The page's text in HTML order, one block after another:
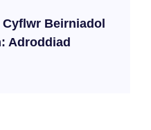
Beirniadol
Adroddiad